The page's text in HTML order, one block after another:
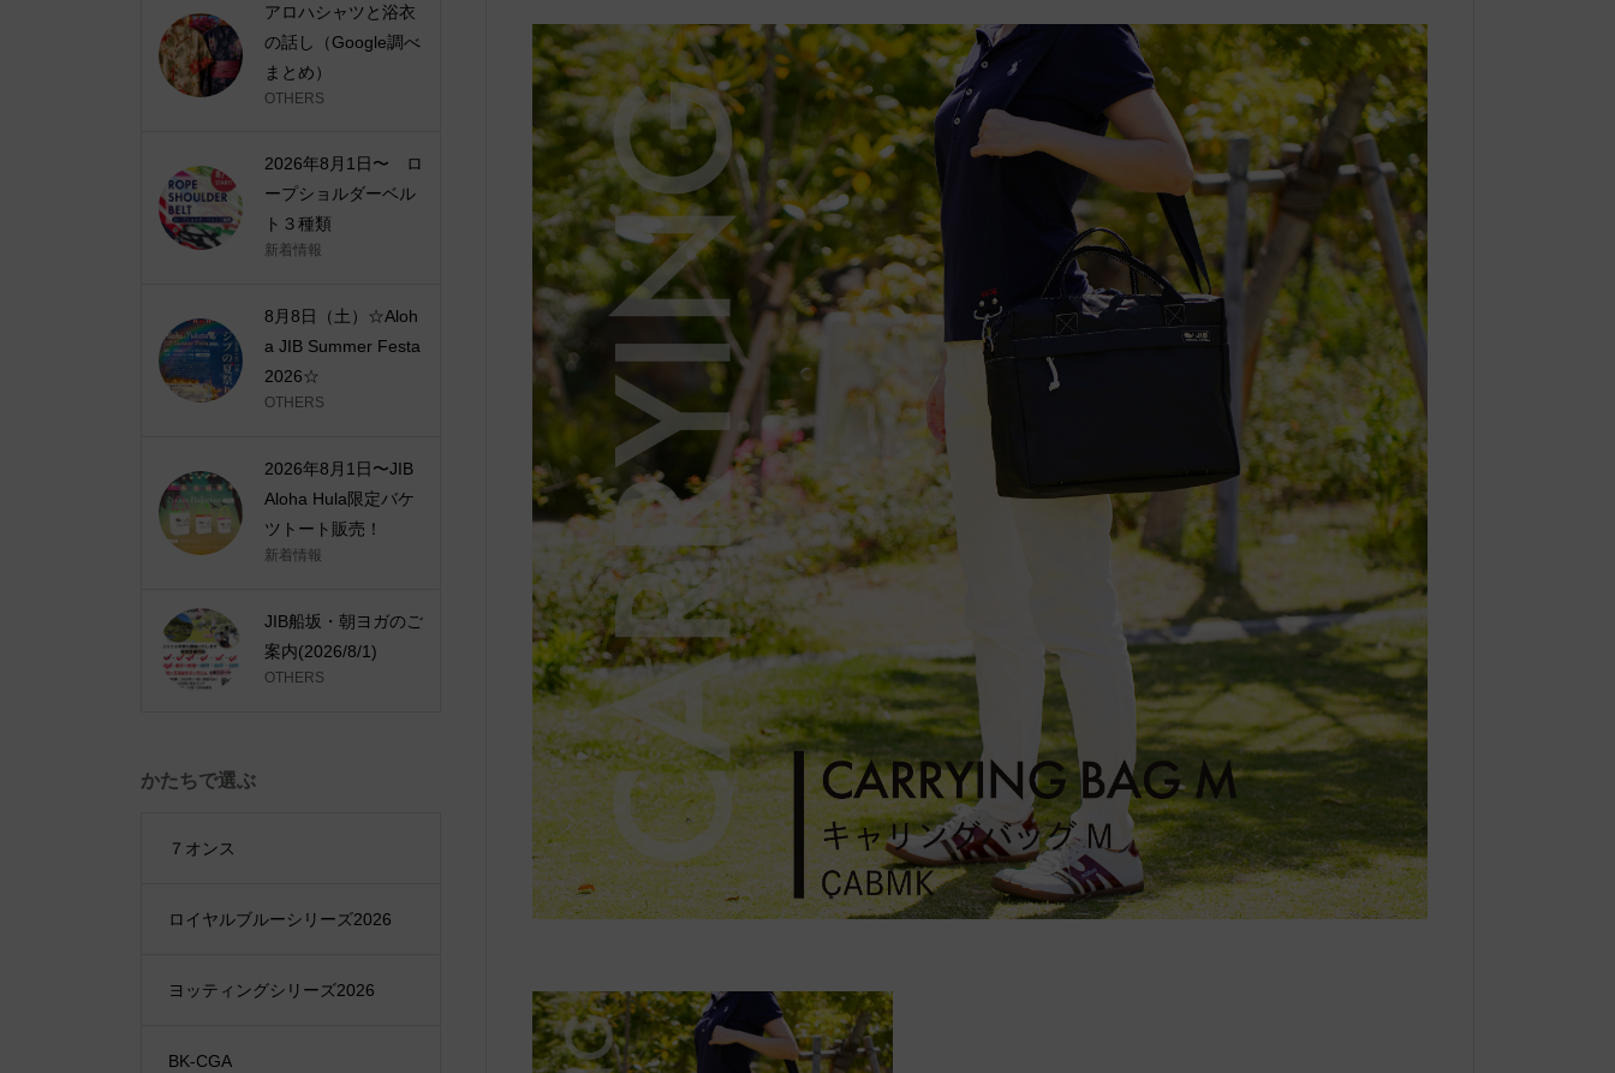
アロハシャツと浴衣
の話し（Google調べ
まとめ）
OTHERS
2026年8月1日〜 ロ
ープショルダーベル
ト３種類
新着情報
8月8日（土）☆Aloh
a JIB Summer Festa
2026☆
OTHERS
2026年8月1日〜JIB
Aloha Hula限定バケ
ツトート販売！
新着情報
JIB船坂・朝ヨガのご
案内(2026/8/1)
OTHERS
かたちで選ぶ
７オンス
ロイヤルブルーシリーズ2026
ヨッティングシリーズ2026
BK-CGA